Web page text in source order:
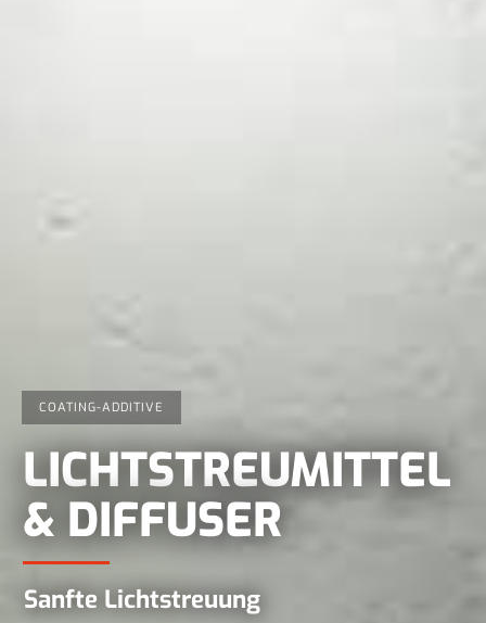
COATING-ADDITIVE
LICHTSTREU­MITTEL
& DIFFUSER
Sanfte Lichtstreuung